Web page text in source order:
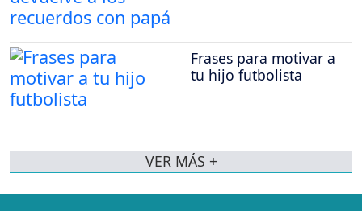
Frases para motivar a
tu hijo futbolista
VER MÁS +